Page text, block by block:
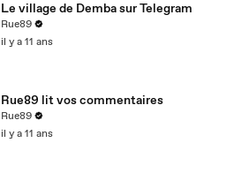
Le village de Demba sur Telegram
Rue89
il y a 11 ans
Rue89 lit vos commentaires
Rue89
il y a 11 ans